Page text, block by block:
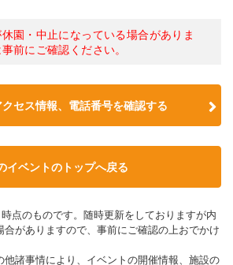
園・中止になっている場合がありま
前にご確認ください。
セス情報、電話番号を確認する
イベントのトップへ戻る
点のものです。随時更新をしておりますが内
がありますので、事前にご確認の上おでかけ
諸事情により、イベントの開催情報、施設の